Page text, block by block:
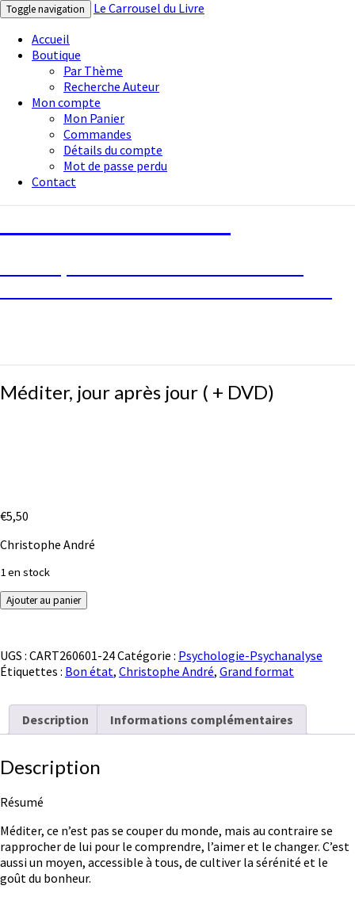
Toggle navigation
Le Carrousel du Livre
Accueil
Boutique
Par Thème
Recherche Auteur
Mon compte
Mon Panier
Commandes
Détails du compte
Mot de passe perdu
Contact
Méditer,
jour
Méditer, jour après jour ( + DVD)
€5,50
Christophe André
1 en stock
quantité
de
après
jour
DVD)
Ajouter au panier
UGS : CART260601-24Catégorie : Psychologie-Psychanalyse
Étiquettes : Bon état, Christophe André, Grand format
Description Informations complémentaires
Description
Résumé
Méditer, ce n’est pas se couper du monde, mais au contraire se
rapprocher de lui pour le comprendre, l’aimer et le changer. C’est
aussi un moyen, accessible à tous, de cultiver la sérénité et le
goût du bonheur.